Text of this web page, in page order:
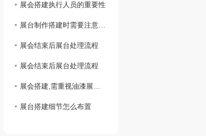
展会搭建执行人员的重要性
展台制作搭建时需要注意什么？
展会结束后展台处理流程
展会结束后展台处理流程
展会搭建,需重视油漆展柜保护
展台搭建细节怎么布置